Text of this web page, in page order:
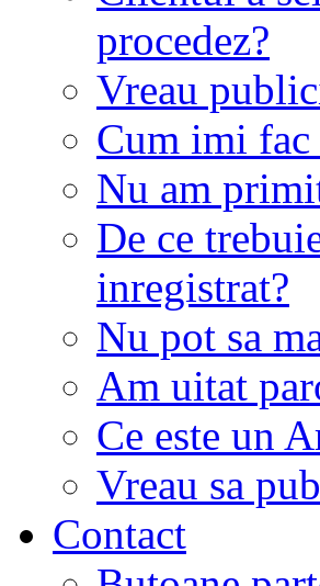
procedez?
Vreau
Cum imi
Nu am
De ce
inregistrat?
Nu pot sa
Am uitat
Ce este un
Vreau sa
Contact